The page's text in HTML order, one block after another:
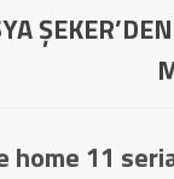
home 11